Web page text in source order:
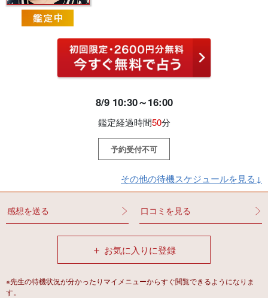
8/9 10:30～16:00
鑑定経過時間50分
予約受付不可
その他の待機スケジュールを見る↓
感想を送る 口コミを見る
＋ お気に入りに登録
※先生の待機状況が分かったりマイメニューからすぐ閲覧できるようになりま
す。